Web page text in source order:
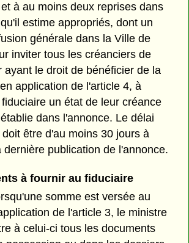
à au moins deux reprises dans
estime appropriés, dont un
générale dans la Ville de
inviter tous les créanciers de
ayant le droit de bénéficier de la
application de l'article 4, à
un état de leur créance
dans l'annonce. Le délai
être d'au moins 30 jours à
dernière publication de l'annonce.
à fournir au fiduciaire
somme est versée au
de l'article 3, le ministre
à celui-ci tous les documents